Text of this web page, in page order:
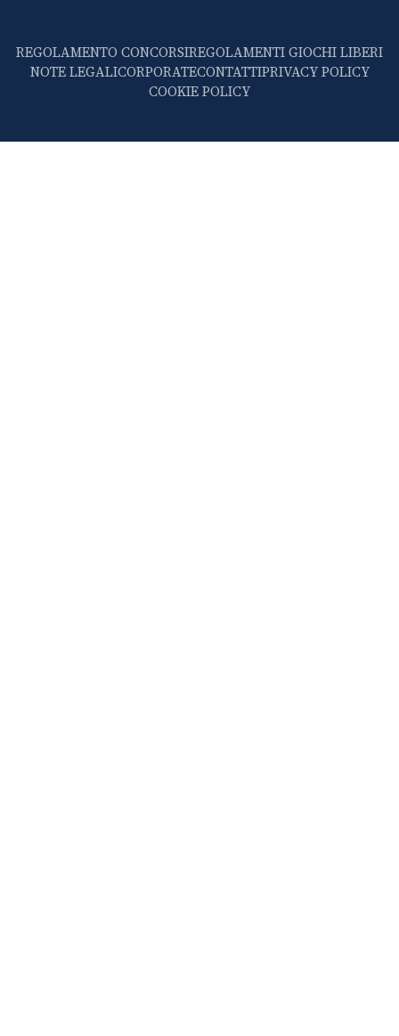
REGOLAMENTO CONCORSIREGOLAMENTI GIOCHI LIBERI
NOTE LEGALICORPORATECONTATTIPRIVACY POLICY
COOKIE POLICY